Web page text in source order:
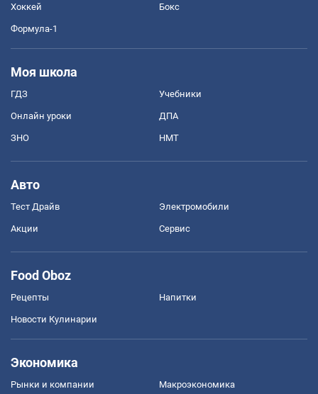
Хоккей Бокс
Формула-1
Моя школа
ГДЗ Учебники
Онлайн уроки ДПА
ЗНО НМТ
Авто
Тест Драйв Электромобили
Акции Сервис
Food Oboz
Рецепты Напитки
Новости Кулинарии
Экономика
Рынки и компании Mакроэкономика